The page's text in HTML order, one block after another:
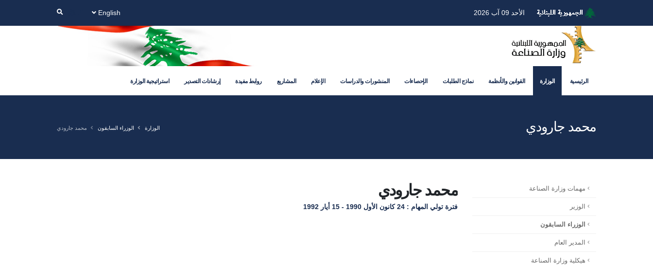
الأحد 09 آب 2026 English
الرئيسية الوزارة القوانين والأنظمة نماذج الطلبات الإحصاءات المنشورات والدراسات الإعلام المشاريع روابط مفيدة إرشادات التصدير استراتيجية الوزارة
محمد جارودي الوزارة الوزراء السابقون محمد جارودي
مهمات وزارة الصناعة
الوزير
الوزراء السابقون
المدير العام
هيكلية وزارة الصناعة
محمد جارودي
فترة تولي المهام : 24 كانون الأول 1990 - 15 أيار 1992